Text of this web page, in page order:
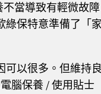
當導致有輕微故
保特意準備了「
可以很多。但維持
腦保養 / 使用貼士